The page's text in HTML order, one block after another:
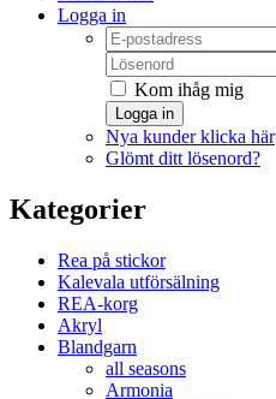
Logga in
Kom ihåg mig
Logga in
Nya kunder klicka här
Glömt ditt lösenord?
Kategorier
Rea på stickor
Kalevala utförsälning
REA-korg
Akryl
Blandgarn
all seasons
Armonia